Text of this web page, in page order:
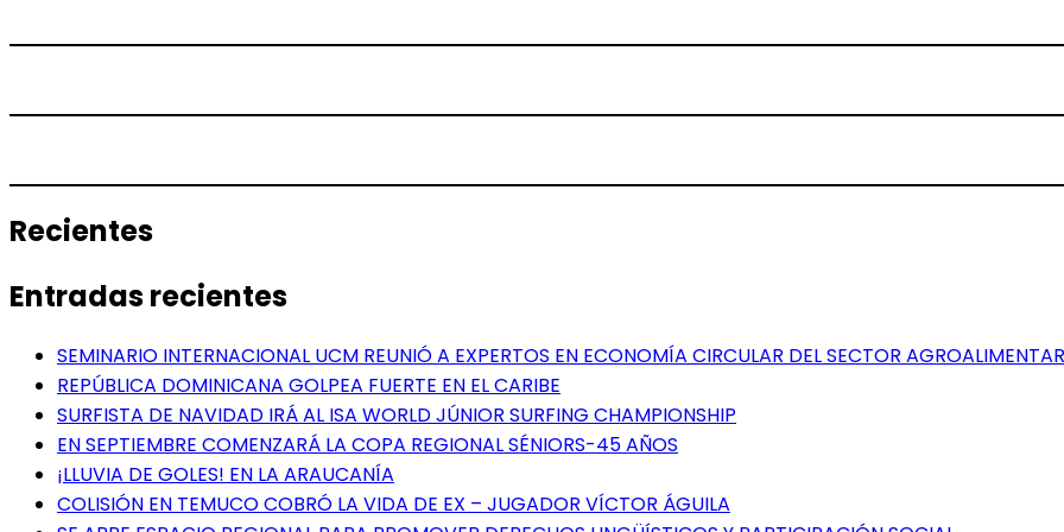
Recientes
Entradas recientes
SEMINARIO INTERNACIONAL UCM REUNIÓ A EXPERTOS EN ECONOMÍA CIRCULAR DEL SECTOR
REPÚBLICA DOMINICANA GOLPEA FUERTE EN EL CARIBE
SURFISTA DE NAVIDAD IRÁ AL ISA WORLD JÚNIOR SURFING CHAMPIONSHIP
EN SEPTIEMBRE COMENZARÁ LA COPA REGIONAL SÉNIORS-45 AÑOS
¡LLUVIA DE GOLES! EN LA ARAUCANÍA
COLISIÓN EN TEMUCO COBRÓ LA VIDA DE EX – JUGADOR VÍCTOR ÁGUILA